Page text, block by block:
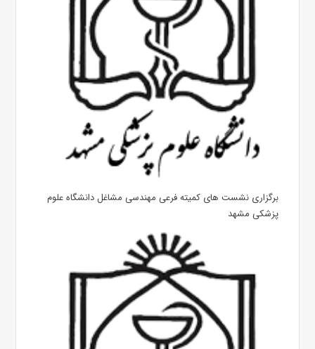
برگزاری نشست های کمیته فرعی مهندسی مشاغل دانشگاه علوم
پزشکی مشهد